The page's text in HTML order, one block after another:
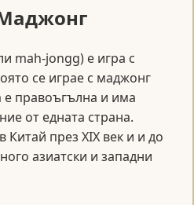
mah-jongg) е игра с
се играе с маджонг
е правоъгълна и има
от едната страна.
през XIX век и и до
азиатски и западни